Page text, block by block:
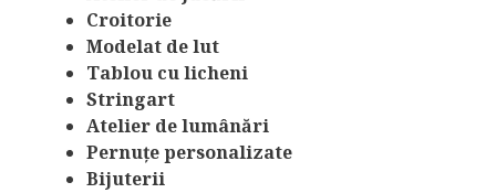
Croitorie
Modelat de lut
Tablou cu licheni
Stringart
Atelier de lumânări
Pernuțe personalizate
Bijuterii